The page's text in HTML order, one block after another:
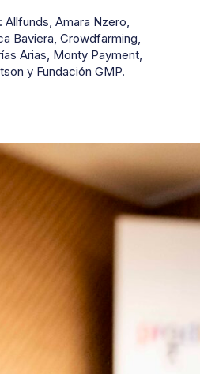
Amara Nzero,
Baviera, Crowdfarming,
Arias, Monty Payment,
y Fundación GMP.